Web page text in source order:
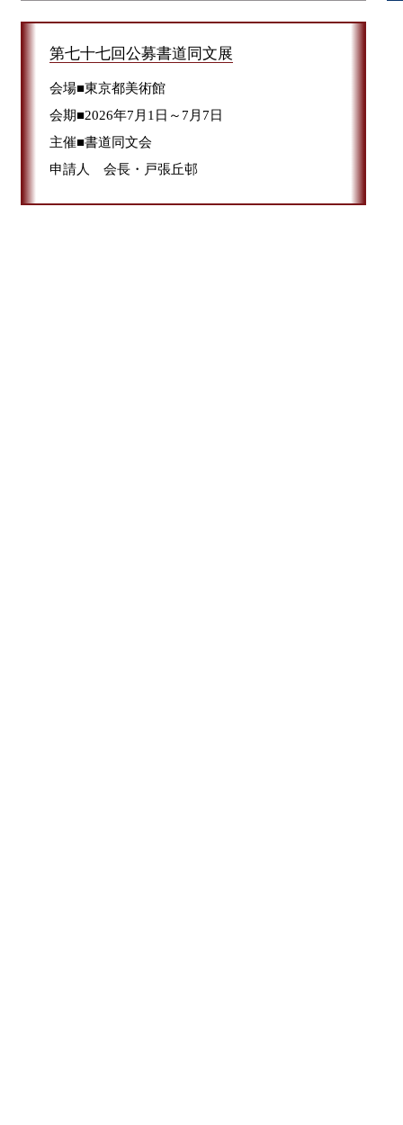
第七十七回公募書道同文展
会場■東京都美術館
会期■2026年7月1日～7月7日
主催■書道同文会
申請人 会長・戸張丘邨